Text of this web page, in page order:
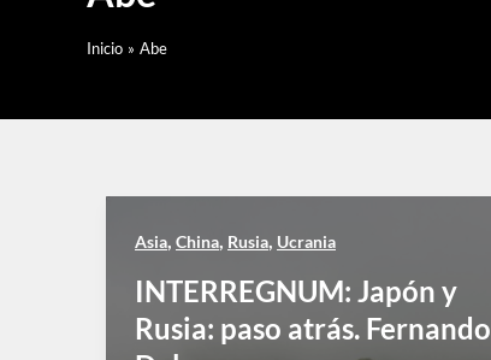
Inicio Abe
Asia, China, Rusia, Ucrania
INTERREGNUM: Japón y
Rusia: paso atrás. Fernando